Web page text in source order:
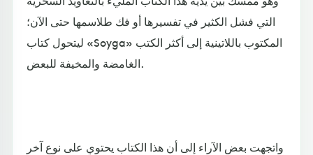
التي فشل الكثير في تفسيرها أو فك طلاسمها حتى الآن؛
ليتحول كتاب «Soyga» المكتوب باللاتينية إلى أكثر الكتب
الغامضة والمخيفة للبعض.
واتجهت بعض الآراء إلى أن هذا الكتاب يحتوي على نوع آخر